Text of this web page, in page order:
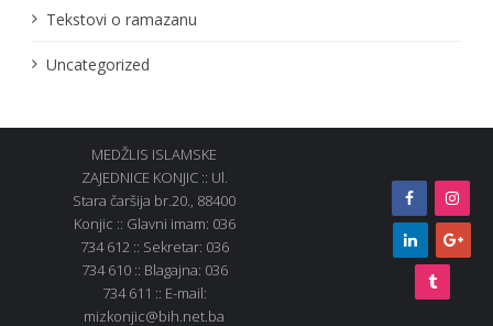
Tekstovi o ramazanu
Uncategorized
MEDŽLIS ISLAMSKE
ZAJEDNICE KONJIC :: Ul.
Stara čaršija br.20., 88400
Konjic :: Glavni imam: 036
734 612 :: Sekretar: 036
734 610 :: Blagajna: 036
734 611 :: E-mail:
mizkonjic@bih.net.ba